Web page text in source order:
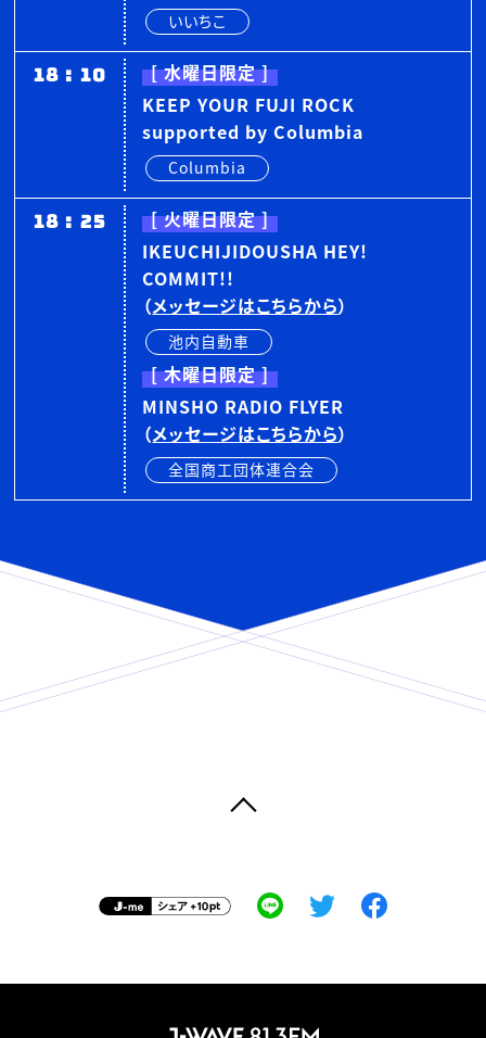
いいちこ
18:10
[ 水曜日限定 ]
KEEP YOUR FUJI ROCK
supported by Columbia
Columbia
18:25
[ 火曜日限定 ]
IKEUCHIJIDOUSHA HEY!
COMMIT!!
（メッセージはこちらから）
池内自動車
[ 木曜日限定 ]
MINSHO RADIO FLYER
（メッセージはこちらから）
全国商工団体連合会